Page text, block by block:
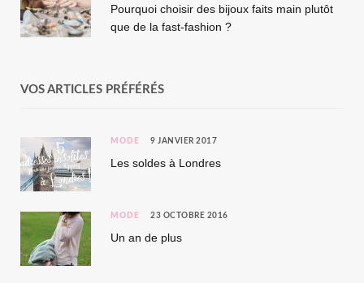
Pourquoi choisir des bijoux faits main plutôt
que de la fast-fashion ?
VOS ARTICLES PRÉFÉRÉS
MODE 9 JANVIER 2017
Les soldes à Londres
MODE 23 OCTOBRE 2016
Un an de plus